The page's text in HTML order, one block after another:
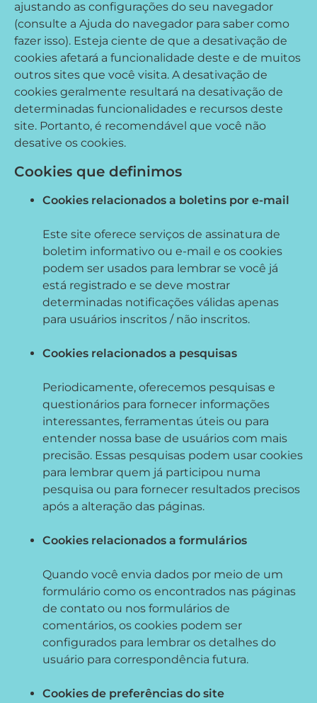
ajustando as configurações do seu navegador
(consulte a Ajuda do navegador para saber como
fazer isso). Esteja ciente de que a desativação de
cookies afetará a funcionalidade deste e de muitos
outros sites que você visita. A desativação de
cookies geralmente resultará na desativação de
determinadas funcionalidades e recursos deste
site. Portanto, é recomendável que você não
desative os cookies.
Cookies que definimos
Cookies relacionados a boletins por e-mail
Este site oferece serviços de assinatura de
boletim informativo ou e-mail e os cookies
podem ser usados ​​para lembrar se você já
está registrado e se deve mostrar
determinadas notificações válidas apenas
para usuários inscritos / não inscritos.
Cookies relacionados a pesquisas
Periodicamente, oferecemos pesquisas e
questionários para fornecer informações
interessantes, ferramentas úteis ou para
entender nossa base de usuários com mais
precisão. Essas pesquisas podem usar cookies
para lembrar quem já participou numa
pesquisa ou para fornecer resultados precisos
após a alteração das páginas.
Cookies relacionados a formulários
Quando você envia dados por meio de um
formulário como os encontrados nas páginas
de contato ou nos formulários de
comentários, os cookies podem ser
configurados para lembrar os detalhes do
usuário para correspondência futura.
Cookies de preferências do site